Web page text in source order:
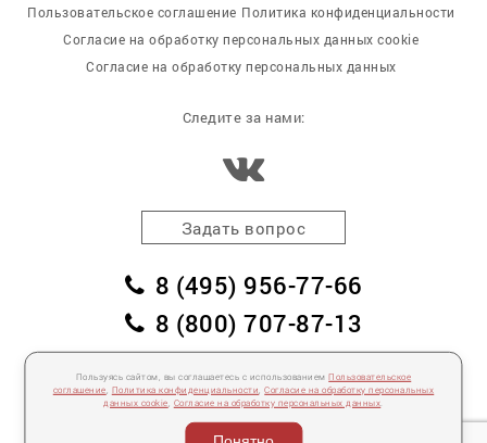
Пользуясь сайтом, вы соглашаетесь с использованиемПользовательское
соглашение Политика конфиденциальности ,Согласие на обработку персональных
данных cookie Согласие на обработку персональных данных
Пользовательское соглашение Политика конфиденциальности
Согласие на обработку персональных данных cookie
Согласие на обработку персональных данных
Следите за нами:
Задать вопрос
8 (495) 956-77-66
8 (800) 707-87-13
пл. Победы, дом 2, корпус 2
Для спецификаций и предложений: info@mebelclub.ru